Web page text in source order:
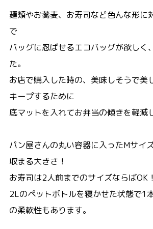
麺類やお蕎麦、お寿司など色んな形に
で
バッグに忍ばせるエコバッグが欲しく
た。
お店で購入した時の、美味しそうで美
キープするために
底マットを入れてお弁当の傾きを軽減
パン屋さんの丸い容器に入ったMサイ
収まる大きさ！
お寿司は2人前までのサイズならばOK！
2Lのペットボトルを寝かせた状態で1
の柔軟性もあります。